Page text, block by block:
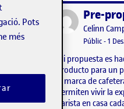
Pre propuesta proyecto fotográfico
a Pre propuesta proyecto
los
Publicat per
Publicat per
Celinn
Visibilitat:
Públic-Data
1
Mi propuesta es
producto para un
la marca de
permiten vivir la
barista en casa
Pots
més